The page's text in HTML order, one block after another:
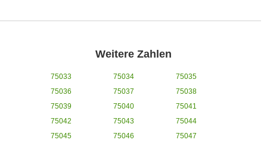
Weitere Zahlen
75033 75034
75035
75036
75037
75038
75039
75040
75041
75042
75043
75044
75045
75046
75047